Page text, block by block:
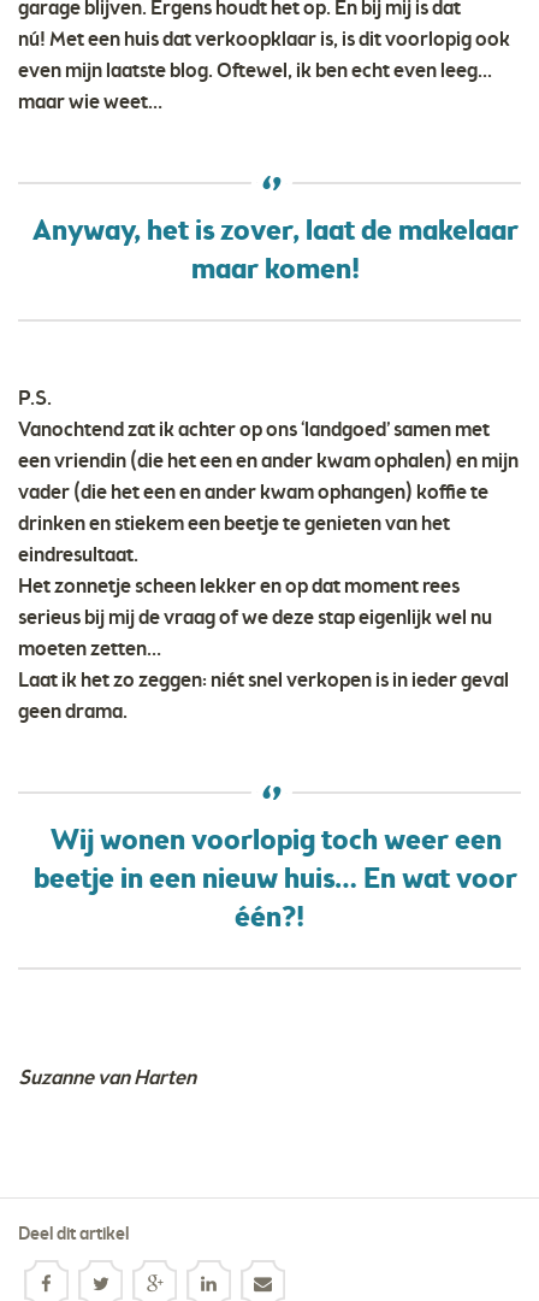
garage blijven. Ergens houdt het op. En bij mij is dat
nú! Met een huis dat verkoopklaar is, is dit voorlopig ook
even mijn laatste blog. Oftewel, ik ben echt even leeg...
maar wie weet…
Anyway, het is zover, laat de makelaar
maar komen!
P.S.
Vanochtend zat ik achter op ons ‘landgoed’ samen met
een vriendin (die het een en ander kwam ophalen) en mijn
vader (die het een en ander kwam ophangen) koffie te
drinken en stiekem een beetje te genieten van het
eindresultaat.
Het zonnetje scheen lekker en op dat moment rees
serieus bij mij de vraag of we deze stap eigenlijk wel nu
moeten zetten…
Laat ik het zo zeggen: niét snel verkopen is in ieder geval
geen drama.
Wij wonen voorlopig toch weer een
beetje in een nieuw huis… En wat voor
één?!
Suzanne van Harten
Deel dit artikel